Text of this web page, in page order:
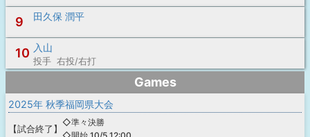
9 田久保 潤平
10 入山
投手 右投/右打
Games
2025年 秋季福岡県大会
【試合終了 】
◇準々決勝